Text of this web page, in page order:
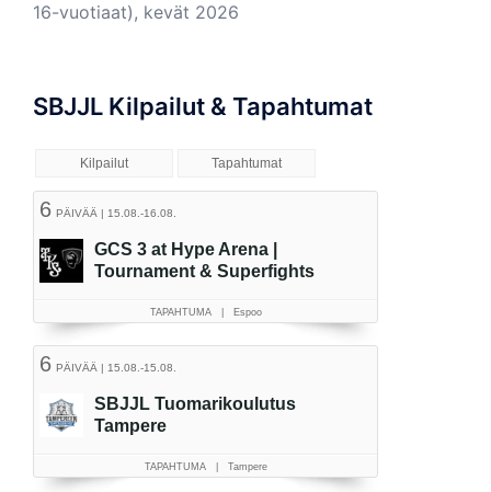
16-vuotiaat), kevät 2026
SBJJL Kilpailut & Tapahtumat